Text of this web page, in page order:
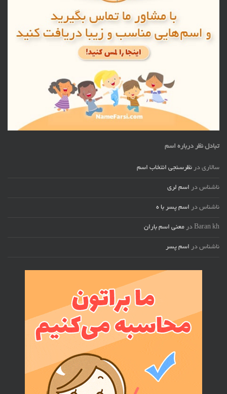
تبادل نظر درباره اسم
سالاری در نظرسنجی انتخاب اسم
ناشناس در اسم لری
ناشناس در اسم پسر با ه
Baran kh در معنی اسم باران
ناشناس در اسم پسر